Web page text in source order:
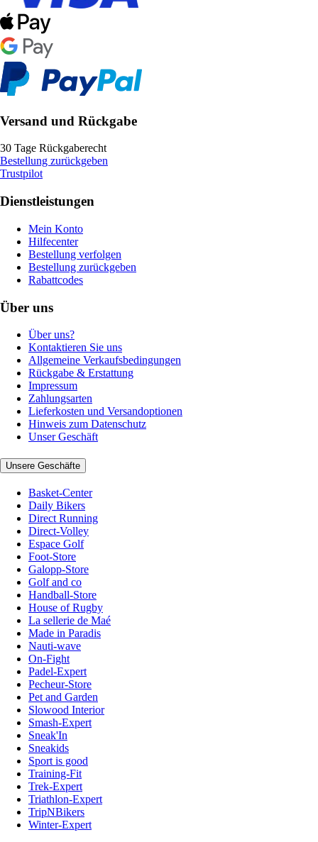
Versand und Rückgabe
30 Tage Rückgaberecht
Bestellung zurückgeben
Trustpilot
Dienstleistungen
Mein Konto
Hilfecenter
Bestellung verfolgen
Bestellung zurückgeben
Rabattcodes
Über uns
Über uns?
Kontaktieren Sie uns
Allgemeine Verkaufsbedingungen
Rückgabe & Erstattung
Impressum
Zahlungsarten
Lieferkosten und Versandoptionen
Hinweis zum Datenschutz
Unser Geschäft
Unsere Geschäfte
Basket-Center
Daily Bikers
Direct Running
Direct-Volley
Espace Golf
Foot-Store
Galopp-Store
Golf and co
Handball-Store
House of Rugby
La sellerie de Maé
Made in Paradis
Nauti-wave
On-Fight
Padel-Expert
Pecheur-Store
Pet and Garden
Slowood Interior
Smash-Expert
Sneak'In
Sneakids
Sport is good
Training-Fit
Trek-Expert
Triathlon-Expert
TripNBikers
Winter-Expert